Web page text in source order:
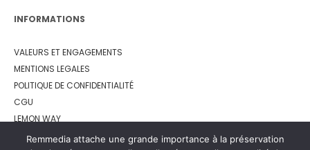
INFORMATIONS
VALEURS ET ENGAGEMENTS
MENTIONS LEGALES
POLITIQUE DE CONFIDENTIALITÉ
CGU
LEMON WAY
Remmedia attache une grande importance à la préservation